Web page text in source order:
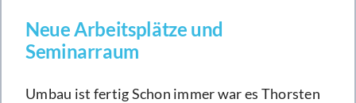
Neue Arbeitsplätze und
Seminarraum
Umbau ist fertig Schon immer war es Thorsten